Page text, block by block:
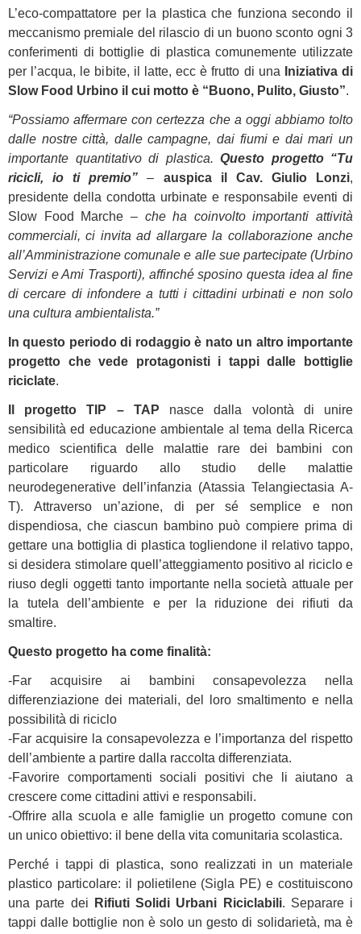
L’eco-compattatore per la plastica che funziona secondo il
meccanismo premiale del rilascio di un buono sconto ogni 3
conferimenti di bottiglie di plastica comunemente utilizzate
per l’acqua, le bibite, il latte, ecc è frutto di una
Iniziativa di
Slow Food Urbino il cui motto è “Buono, Pulito, Giusto”.
“Possiamo affermare con certezza che a oggi abbiamo tolto
dalle nostre città, dalle campagne, dai fiumi e dai mari un
importante quantitativo di plastica. Questo progetto “Tu
ricicli, io ti premio” – auspica il Cav. Giulio Lonzi,
presidente della condotta urbinate e responsabile eventi di
Slow Food Marche –che ha coinvolto importanti attività
commerciali, ci invita ad allargare la collaborazione anche
all’Amministrazione comunale e alle sue partecipate (Urbino
Servizi e Ami Trasporti), affinché sposino questa idea al fine
di cercare di infondere a tutti i cittadini urbinati e non solo
una cultura ambientalista.”
In questo periodo di rodaggio è nato un altro importante
progetto che vede protagonisti i tappi dalle bottiglie
riciclate.
Il progetto TIP – TAP nasce dalla volontà di unire
sensibilità ed educazione ambientale al tema della Ricerca
medico scientifica delle malattie rare dei bambini con
particolare riguardo allo studio delle malattie
neurodegenerative dell’infanzia (Atassia Telangiectasia A-
T). Attraverso un’azione, di per sé semplice e non
dispendiosa, che ciascun bambino può compiere prima di
gettare una bottiglia di plastica togliendone il relativo tappo,
si desidera stimolare quell’atteggiamento positivo al riciclo e
riuso degli oggetti tanto importante nella società attuale per
la tutela dell’ambiente e per la riduzione dei rifiuti da
smaltire.
Questo progetto ha come finalità:
-Far acquisire ai bambini consapevolezza nella
differenziazione dei materiali, del loro smaltimento e nella
possibilità di riciclo
-Far acquisire la consapevolezza e l’importanza del rispetto
dell’ambiente a partire dalla raccolta differenziata.
-Favorire comportamenti sociali positivi che li aiutano a
crescere come cittadini attivi e responsabili.
-Offrire alla scuola e alle famiglie un progetto comune con
un unico obiettivo: il bene della vita comunitaria scolastica.
Perché i tappi di plastica, sono realizzati in un materiale
plastico particolare: il polietilene (Sigla PE) e costituiscono
una parte dei
Rifiuti Solidi Urbani Riciclabili. Separare i
tappi dalle bottiglie non è solo un gesto di solidarietà, ma è